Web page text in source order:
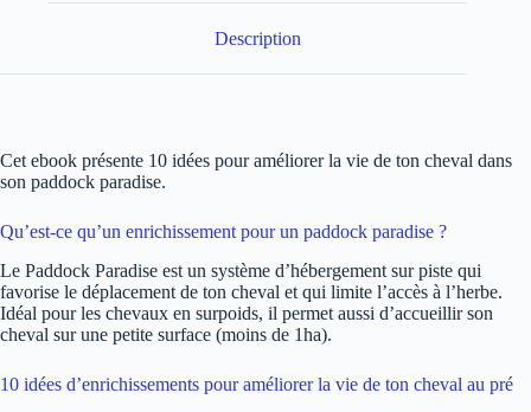
Description
Cet ebook présente 10 idées pour améliorer la vie de ton cheval dans
son paddock paradise.
Qu’est-ce qu’un enrichissement pour un paddock paradise ?
Le Paddock Paradise est un système d’hébergement sur piste qui
favorise le déplacement de ton cheval et qui limite l’accès à l’herbe.
Idéal pour les chevaux en surpoids, il permet aussi d’accueillir son
cheval sur une petite surface (moins de 1ha).
10 idées d’enrichissements pour améliorer la vie de ton cheval au pré